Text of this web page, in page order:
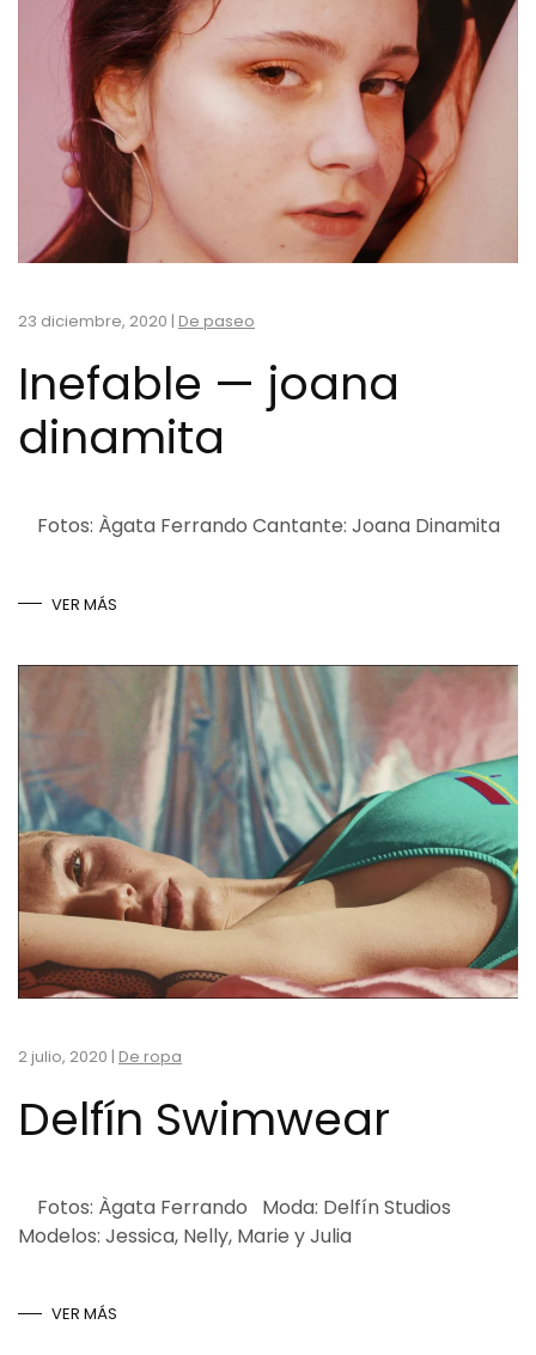
23 diciembre, 2020 | De paseo
Inefable — joana
dinamita
Fotos: Àgata Ferrando Cantante: Joana Dinamita
VER MÁS
2 julio, 2020 | De ropa
Delfín Swimwear
Fotos: Àgata Ferrando Moda: Delfín Studios
Modelos: Jessica, Nelly, Marie y Julia
VER MÁS